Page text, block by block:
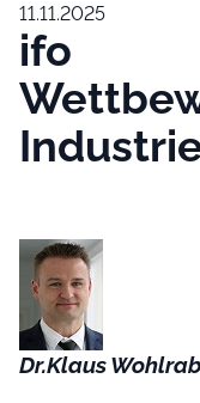
11.11.2025
ifo
Dr.Klaus